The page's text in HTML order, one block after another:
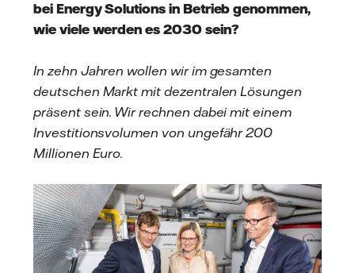
bei Energy Solutions in Betrieb genommen,
wie viele werden es 2030 sein?
In zehn Jahren wollen wir im gesamten
deutschen Markt mit dezentralen Lösungen
präsent sein. Wir rechnen dabei mit einem
Investitionsvolumen von ungefähr 200
Millionen Euro.